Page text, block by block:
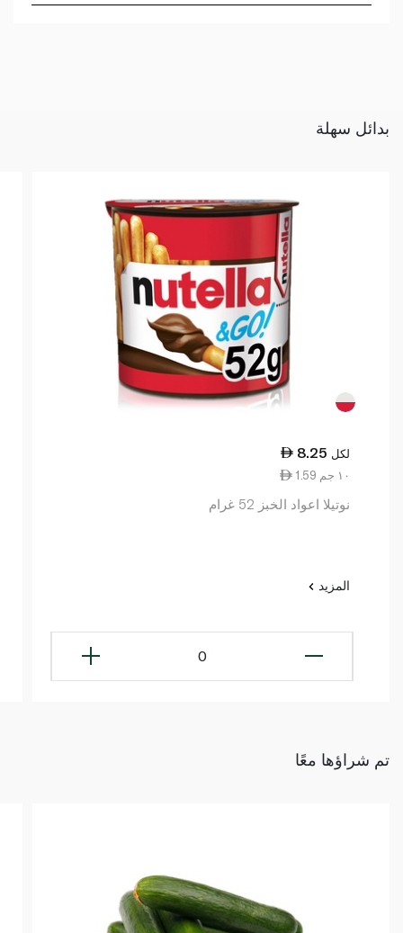
بدائل سهلة
8.25 لكل
1.59 ١٠ جم
نوتيلا اعواد الخبز 52 غرام
المزيد
0
تم شراؤها معًا